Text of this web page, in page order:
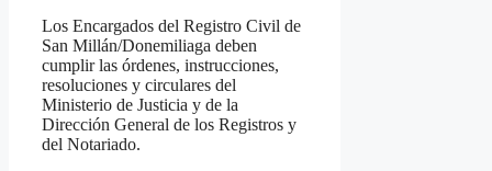
Los Encargados del Registro Civil de
San Millán/Donemiliaga deben
cumplir las órdenes, instrucciones,
resoluciones y circulares del
Ministerio de Justicia y de la
Dirección General de los Registros y
del Notariado.